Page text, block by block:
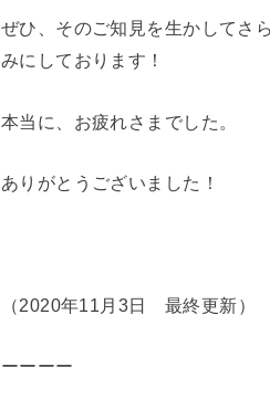
ぜひ、そのご知見を生かしてさ
みにしております！
本当に、お疲れさまでした。
ありがとうございました！
（2020年11月3日 最終更新）
ーーーー